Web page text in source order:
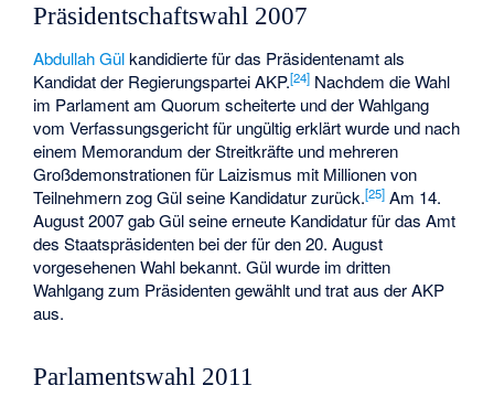
Präsidentschaftswahl 2007
Abdullah Gülkandidierte für das Präsidentenamt als
Kandidat der Regierungspartei AKP.[24] Nachdem die Wahl
im Parlament am Quorum scheiterte und der Wahlgang
vom Verfassungsgericht für ungültig erklärt wurde und nach
einem Memorandum der Streitkräfte und mehreren
Großdemonstrationen für Laizismus mit Millionen von
Teilnehmern zog Gül seine Kandidatur zurück.[25] Am 14.
August 2007 gab Gül seine erneute Kandidatur für das Amt
des Staatspräsidenten bei der für den 20. August
vorgesehenen Wahl bekannt. Gül wurde im dritten
Wahlgang zum Präsidenten gewählt und trat aus der AKP
aus.
Parlamentswahl 2011